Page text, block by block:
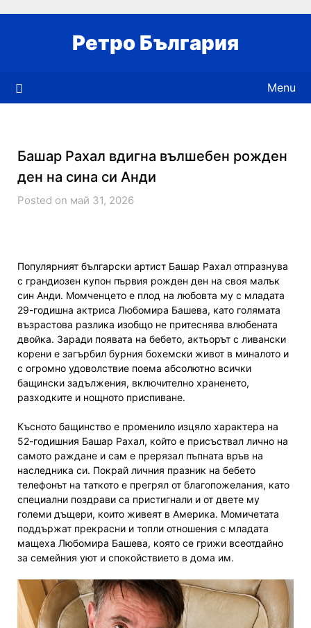
Ретро България
Menu
Башар Рахал вдигна вълшебен рожден
ден на сина си Анди
Posted on май 31, 2026
Популярният български артист Башар Рахал отпразнува
с грандиозен купон първия рожден ден на своя малък
син Анди. Момченцето е плод на любовта му с младата
29-годишна актриса Любомира Башева, като голямата
възрастова разлика изобщо не притеснява влюбената
двойка. Заради появата на бебето, актьорът с ливански
корени е загърбил бурния бохемски живот в миналото и
с огромно удоволствие поема абсолютно всички
бащински задължения, включително храненето,
разходките и нощното приспиване.
Късното бащинство е променило изцяло характера на
52-годишния Башар Рахал, който е присъствал лично на
самото раждане и сам е прерязал пъпната връв на
наследника си. Покрай личния празник на бебето
телефонът на таткото е прегрял от благопожелания, като
специални поздрави са пристигнали и от двете му
големи дъщери, които живеят в Америка. Момичетата
поддържат прекрасни и топли отношения с младата
мащеха Любомира Башева, която се грижи всеотдайно
за семейния уют и спокойствието в дома им.